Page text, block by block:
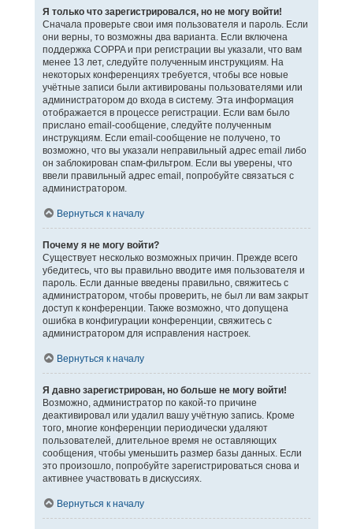
Я только что зарегистрировался, но не могу войти!
Сначала проверьте свои имя пользователя и пароль. Если
они верны, то возможны два варианта. Если включена
поддержка COPPA и при регистрации вы указали, что вам
менее 13 лет, следуйте полученным инструкциям. На
некоторых конференциях требуется, чтобы все новые
учётные записи были активированы пользователями или
администратором до входа в систему. Эта информация
отображается в процессе регистрации. Если вам было
прислано email-сообщение, следуйте полученным
инструкциям. Если email-сообщение не получено, то
возможно, что вы указали неправильный адрес email либо
он заблокирован спам-фильтром. Если вы уверены, что
ввели правильный адрес email, попробуйте связаться с
администратором.
Вернуться к началу
Почему я не могу войти?
Существует несколько возможных причин. Прежде всего
убедитесь, что вы правильно вводите имя пользователя и
пароль. Если данные введены правильно, свяжитесь с
администратором, чтобы проверить, не был ли вам закрыт
доступ к конференции. Также возможно, что допущена
ошибка в конфигурации конференции, свяжитесь с
администратором для исправления настроек.
Вернуться к началу
Я давно зарегистрирован, но больше не могу войти!
Возможно, администратор по какой-то причине
деактивировал или удалил вашу учётную запись. Кроме
того, многие конференции периодически удаляют
пользователей, длительное время не оставляющих
сообщения, чтобы уменьшить размер базы данных. Если
это произошло, попробуйте зарегистрироваться снова и
активнее участвовать в дискуссиях.
Вернуться к началу